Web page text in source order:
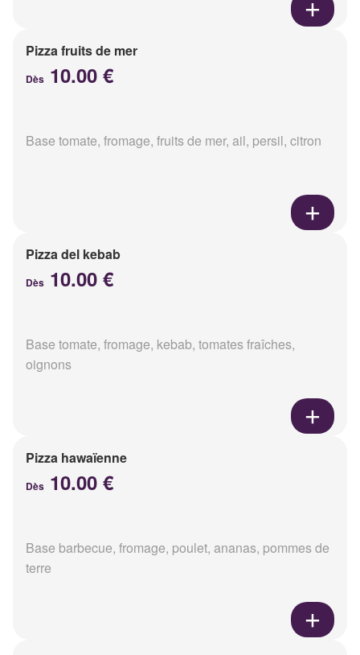
Pizza fruits de mer
Dès 10.00 €
Base tomate, fromage, fruits de mer, ail, persil, citron
Pizza del kebab
Dès 10.00 €
Base tomate, fromage, kebab, tomates fraîches,
oignons
Pizza hawaïenne
Dès 10.00 €
Base barbecue, fromage, poulet, ananas, pommes de
terre